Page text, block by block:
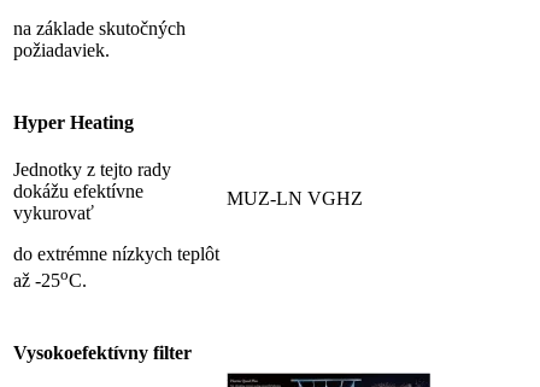
na základe skutočných
požiadaviek.
Hyper Heating
Jednotky z tejto rady
dokážu efektívne
vykurovať
do extrémne nízkych teplôt
až -25oC.
MUZ-LN VGHZ
Vysokoefektívny filter